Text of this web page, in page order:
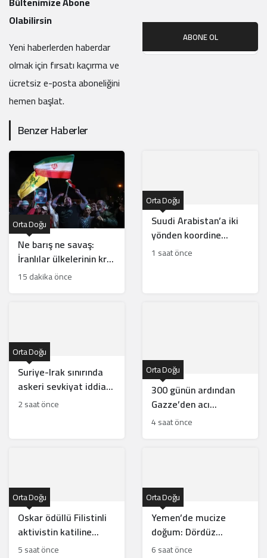
Olabilirsin
Yeni haberlerden haberdar
olmak için fırsatı kaçırma ve
ücretsiz e-posta aboneliğini
hemen başlat.
ABONE OL
Benzer Haberler
Ne barış ne savaş:
İranlılar ülkelerinin kriz
yönetimini nasıl
Orta Doğu
15 dakika önce
Suudi Arabistan’a iki
yönden koordine
saldırı istihbaratı
Orta Doğu
1 saat önce
Suriye-Irak sınırında
askeri sevkiyat iddiası:
Görüntüler gerçek mi?
Orta Doğu
2 saat önce
300 günün ardından
Gazze’den acı
tanıklıklar: Ateşkes
Orta Doğu
4 saat önce
Oskar ödüllü Filistinli
aktivistin katiline
hafifletilmiş suçlama
Orta Doğu
5 saat önce
Yemen’de mucize
doğum: Dördüz
beklerken beşiz bebek
Orta Doğu
6 saat önce